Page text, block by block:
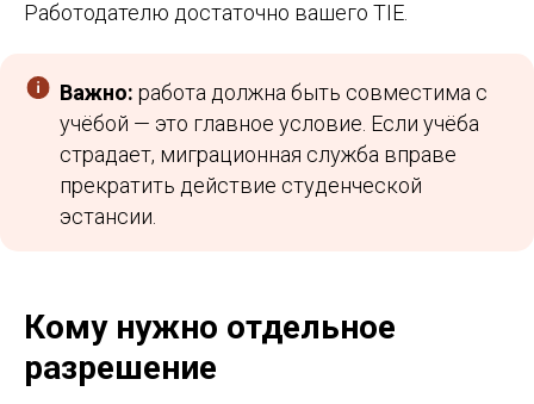
Работодателю достаточно вашего TIE.
Важно: работа должна быть совместима с
учёбой — это главное условие. Если учёба
страдает, миграционная служба вправе
прекратить действие студенческой
эстансии.
Кому нужно отдельное
разрешение